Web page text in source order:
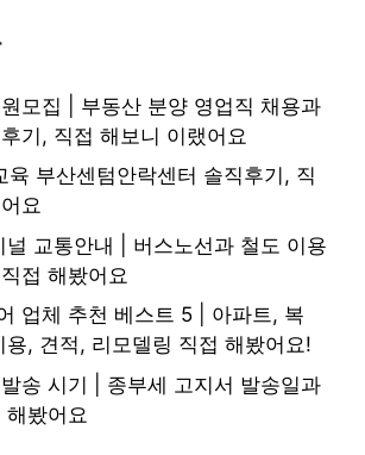
모집 | 부동산 분양 영업직 채용과
기, 직접 해보니 이랬어요
육 부산센텀안락센터 솔직후기, 직
요
널 교통안내 | 버스노선과 철도 이용
접 해봤어요
업체 추천 베스트 5 | 아파트, 복
용, 견적, 리모델링 직접 해봤어요!
송 시기 | 종부세 고지서 발송일과
해봤어요